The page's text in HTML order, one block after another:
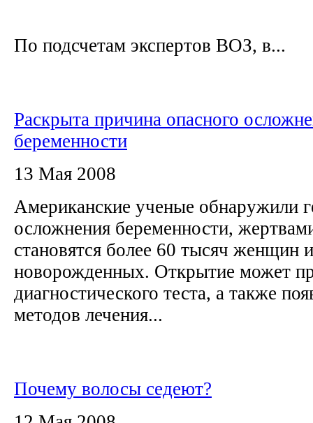
По подсчетам экспертов ВОЗ, в...
Раскрыта причина опасного
беременности
13 Мая 2008
Американские ученые обнаружили
осложнения беременности,
становятся более 60 тысяч женщин
новорожденных. Открытие может
диагностического теста, а также
методов лечения...
Почему волосы седеют?